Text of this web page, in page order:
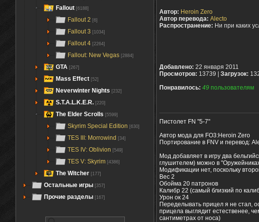
Fallout [6188]
Fallout 2 [6]
Fallout 3 [1034]
Fallout 4 [2264]
Fallout: New Vegas [2884]
GTA [267]
Mass Effect [52]
Neverwinter Nights [232]
S.T.A.L.K.E.R. [220]
The Elder Scrolls [5599]
Skyrim Special Edition [630]
TES III: Morrowind [34]
TES IV: Oblivion [549]
TES V: Skyrim [4386]
The Witcher [177]
Остальные игры [357]
Прочие разделы [167]
Автор: Heroin Zero
Автор перевода: Alecto
Распространение: Ни при каких
Добавлено: 22 января 2011
Просмотров: 13739 | Загрузок:
Понравилось: 49 пользователям
Пистолет FN "5-7"
Автор мода для FO3:Heroin Zero
Портирование в FNV и перевод:
Мод добавляет в игру два
глушителем) можно в
Модификации нет, поскольку
Вес 2
Обойма 20 патронов
Калибр 22 (самый близкий по
Урон ок 24
Переделывать прицел я не стал,
прицела выглядит естественее,
сантиметрах от носа)